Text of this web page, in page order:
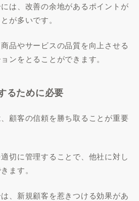
は、改善の余地があるポイントが
が多いです。
品やサービスの品質を向上させる
ンをとることができます。
るために必要
顧客の信頼を勝ち取ることが重要
切に管理することで、他社に対し
ます。
、新規顧客を惹きつける効果があ